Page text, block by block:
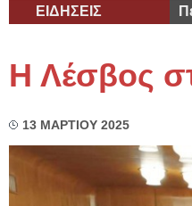
ΕΙΔΗΣΕΙΣ
Η Λέσβος
13 ΜΑΡΤΙΟΥ 2025